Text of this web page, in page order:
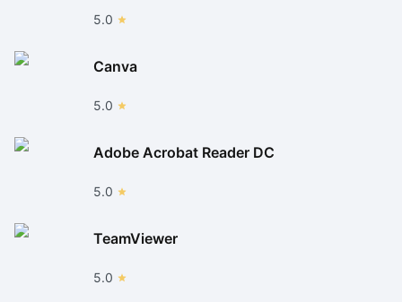
5.0
Canva
5.0
Adobe Acrobat Reader DC
5.0
TeamViewer
5.0